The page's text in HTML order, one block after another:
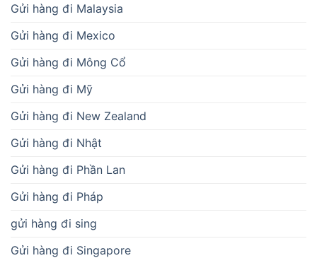
Gửi hàng đi Malaysia
Gửi hàng đi Mexico
Gửi hàng đi Mông Cổ
Gửi hàng đi Mỹ
Gửi hàng đi New Zealand
Gửi hàng đi Nhật
Gửi hàng đi Phần Lan
Gửi hàng đi Pháp
gửi hàng đi sing
Gửi hàng đi Singapore